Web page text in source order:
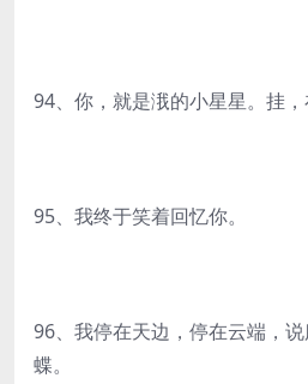
94、你，就是涐的小星星。挂，
95、我终于笑着回忆你。
96、我停在天边，停在云端，
蝶。